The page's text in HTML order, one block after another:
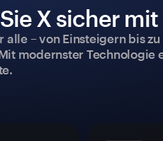
X sicher
alle – von Einsteigern bis
modernster